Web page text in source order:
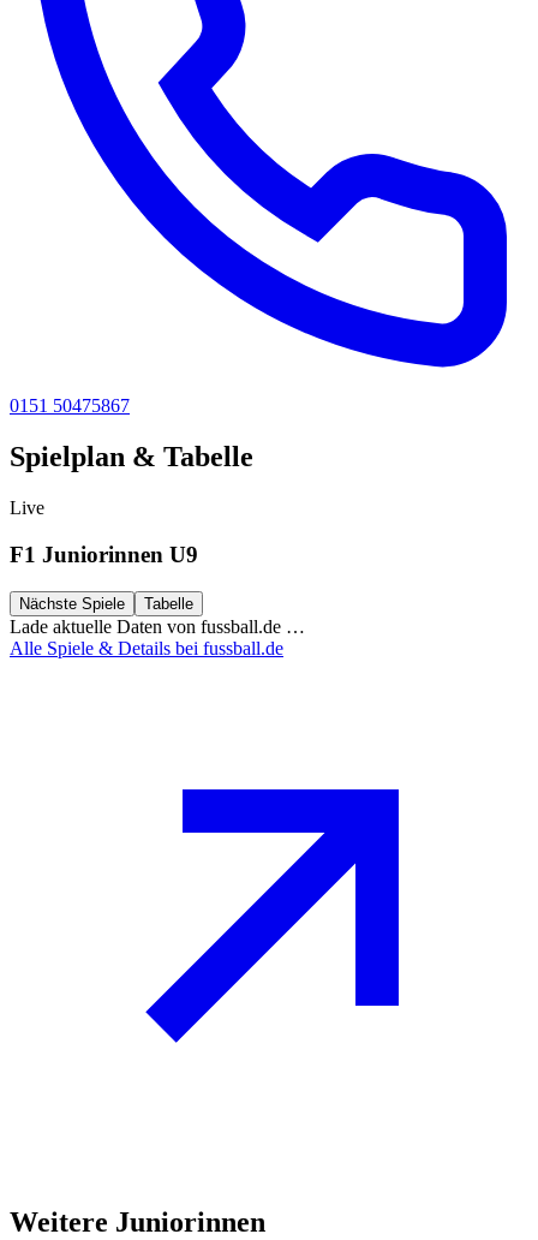
0151 50475867
Spielplan & Tabelle
Live
F1 Juniorinnen U9
Nächste Spiele Tabelle
Lade aktuelle Daten von fussball.de …
Alle Spiele & Details bei fussball.de
Weitere Juniorinnen